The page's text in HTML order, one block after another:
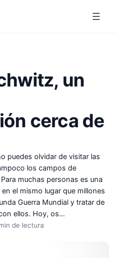
un
cerca de
puedes olvidar de visitar las
los campos de
muchas personas es una
el mismo lugar que millones
Guerra Mundial y tratar de
ellos. Hoy, os…
de lectura